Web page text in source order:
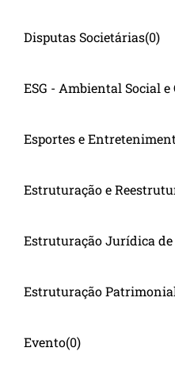
Disputas Societárias(0)
ESG - Ambiental Social
Esportes e
Estruturação e
Estruturação Jurídica de
Estruturação
Evento(0)